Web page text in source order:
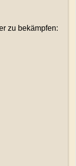
zu bekämpfen: